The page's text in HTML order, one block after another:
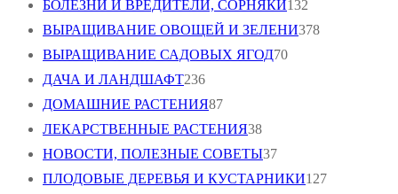
БОЛЕЗНИ И ВРЕДИТЕЛИ, СОРНЯКИ132
ВЫРАЩИВАНИЕ ОВОЩЕЙ И ЗЕЛЕНИ378
ВЫРАЩИВАНИЕ САДОВЫХ ЯГОД70
ДАЧА И ЛАНДШАФТ236
ДОМАШНИЕ РАСТЕНИЯ87
ЛЕКАРСТВЕННЫЕ РАСТЕНИЯ38
НОВОСТИ, ПОЛЕЗНЫЕ СОВЕТЫ37
ПЛОДОВЫЕ ДЕРЕВЬЯ И КУСТАРНИКИ127